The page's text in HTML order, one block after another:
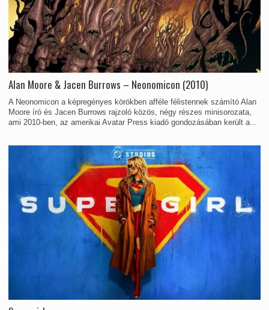
Alan Moore & Jacen Burrows – Neonomicon (2010)
A Neonomicon a képregényes körökben afféle félistennek számító Alan
Moore író és Jacen Burrows rajzoló közös, négy részes minisorozata,
ami 2010-ben, az amerikai Avatar Press kiadó gondozásában került a...